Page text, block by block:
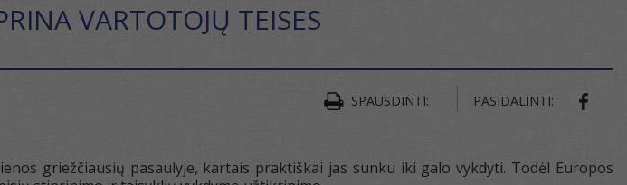
VARTOTOJŲ TEISES
SPAUSDINTI: PASIDALINTI:
griežčiausių pasaulyje, kartais praktiškai jas sunku iki galo vykdyti. Todėl Europos